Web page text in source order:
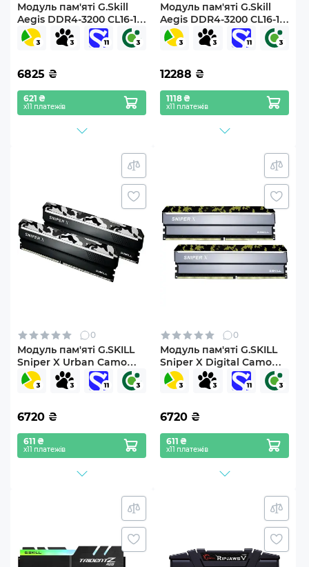
Модуль пам'яті G.Skill
Aegis DDR4-3200 CL16-18-
18-38 1.35V 16GB (2x8GB)
6825 ₴
621 ₴
х11 платежів
Модуль пам'яті G.Skill
Aegis DDR4-3200 CL16-18-
18-38 1.35V 32GB (2x16GB)
12288 ₴
1118 ₴
х11 платежів
0
Модуль пам'яті G.SKILL
Sniper X Urban Camo
DDR4 16 ГБ (2×8 ГБ) 3200
МГц CL16 (F4-3200C16D-
6720 ₴
611 ₴
х11 платежів
0
Модуль пам'яті G.SKILL
Sniper X Digital Camo
DDR4 16 ГБ (2×8 ГБ) 3200
МГц CL16 (F4-3200C16D-
6720 ₴
611 ₴
х11 платежів